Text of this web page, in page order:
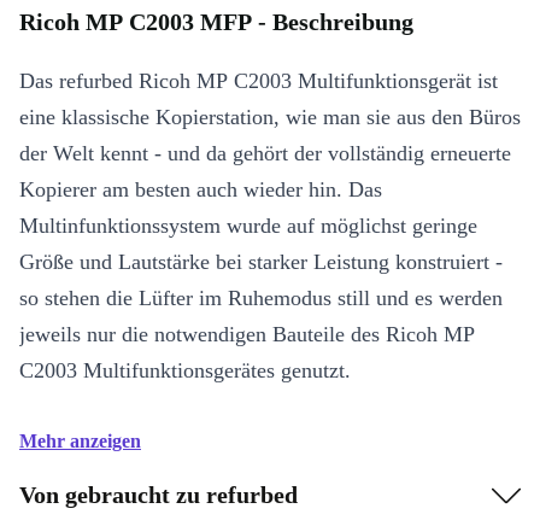
Ricoh MP C2003 MFP - Beschreibung
Das refurbed Ricoh MP C2003 Multifunktionsgerät ist
eine klassische Kopierstation, wie man sie aus den Büros
der Welt kennt - und da gehört der vollständig erneuerte
Kopierer am besten auch wieder hin. Das
Multinfunktionssystem wurde auf möglichst geringe
Größe und Lautstärke bei starker Leistung konstruiert -
so stehen die Lüfter im Ruhemodus still und es werden
jeweils nur die notwendigen Bauteile des Ricoh MP
C2003 Multifunktionsgerätes genutzt.
Mehr anzeigen
Von gebraucht zu refurbed